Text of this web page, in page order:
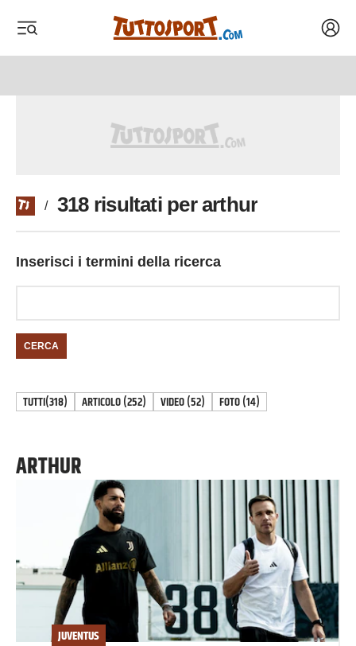
/ 318 risultati per arthur
Inserisci i termini della ricerca
CERCA
TUTTI(318) ARTICOLO(252) VIDEO(52) FOTO(14)
ARTHUR
JUVENTUS